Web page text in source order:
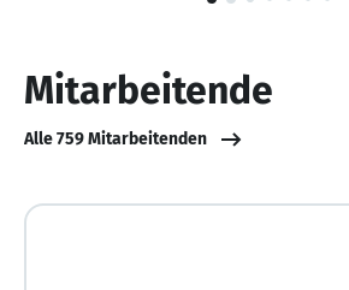
Mitarbeitende
Alle 759 Mitarbeitenden